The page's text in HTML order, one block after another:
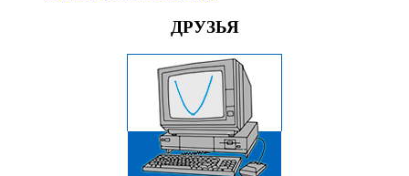
ДРУЗЬЯ